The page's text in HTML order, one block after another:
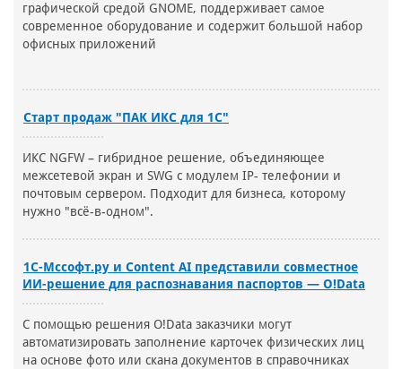
графической средой GNOME, поддерживает самое
современное оборудование и содержит большой набор
офисных приложений
Старт продаж "ПАК ИКС для 1С"
ИКС NGFW – гибридное решение, объединяющее
межсетевой экран и SWG с модулем IP- телефонии и
почтовым сервером. Подходит для бизнеса, которому
нужно "всё-в-одном".
1С-Мссофт.ру и Content AI представили совместное
ИИ-решение для распознавания паспортов — O!Data
С помощью решения O!Data заказчики могут
автоматизировать заполнение карточек физических лиц
на основе фото или скана документов в справочниках